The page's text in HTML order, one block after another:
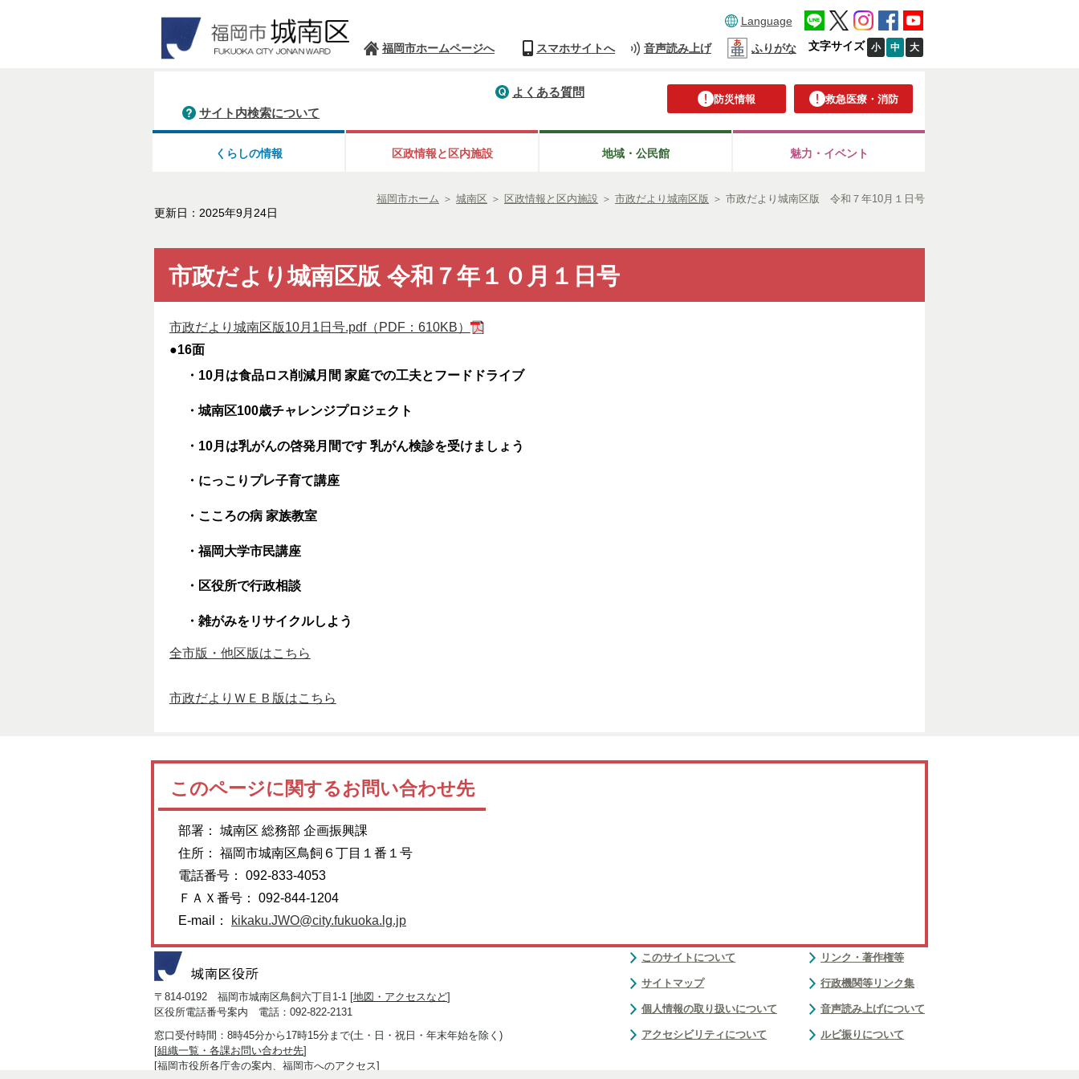
Language
福岡市ホームページへ スマホサイトへ 音声読み上げ ふりがな 文字サイズ 小 中 大
防災情報 救急医療・消防
よくある質問
サイト内検索について
くらしの情報 区政情報と区内施設 地域・公民館 魅力・イベント
福岡市ホーム ＞ 城南区 ＞ 区政情報と区内施設 ＞ 市政だより城南区版 ＞ 市政だより城南区版 令和７年10月１日号
更新日：2025年9月24日
市政だより城南区版 令和７年１０月１日号
市政だより城南区版10月1日号.pdf（PDF：610KB）
●16面
・10月は食品ロス削減月間 家庭での工夫とフードドライブ
・城南区100歳チャレンジプロジェクト
・10月は乳がんの啓発月間です 乳がん検診を受けましょう
・にっこりプレ子育て講座
・こころの病 家族教室
・福岡大学市民講座
・区役所で行政相談
・雑がみをリサイクルしよう
全市版・他区版はこちら
市政だよりＷＥＢ版はこちら
このページに関するお問い合わせ先
部署： 城南区 総務部 企画振興課
住所： 福岡市城南区鳥飼６丁目１番１号
電話番号： 092-833-4053
ＦＡＸ番号： 092-844-1204
E-mail：
kikaku.JWO@city.fukuoka.lg.jp
〒814-0192 福岡市城南区鳥飼六丁目1-1 [地図・アクセスなど]
区役所電話番号案内 電話：092-822-2131
窓口受付時間：8時45分から17時15分まで(土・日・祝日・年末年始を除く)
[組織一覧・各課お問い合わせ先]
[福岡市役所各庁舎の案内、福岡市へのアクセス]
このサイトについて
サイトマップ
個人情報の取り扱いについて
アクセシビリティについて
リンク・著作権等
行政機関等リンク集
音声読み上げについて
ルビ振りについて